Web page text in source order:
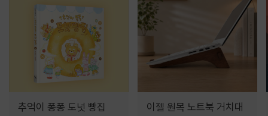
추억이 퐁퐁 도넛 빵집 이젤 원목 노트북 거치대